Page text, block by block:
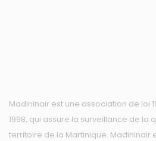
Madininair est une association de loi
1998, qui assure la surveillance de la
territoire de la Martinique. Madininair